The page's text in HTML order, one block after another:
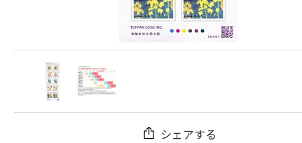
シェアする